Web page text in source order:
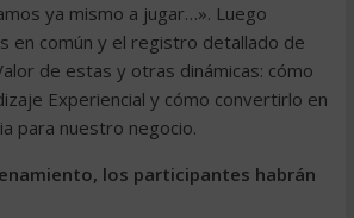
ya mismo a jugar…». Luego
en común y el registro detallado de
de estas y otras dinámicas: cómo
Experiencial y cómo convertirlo en
para nuestro negocio.
los participantes habrán